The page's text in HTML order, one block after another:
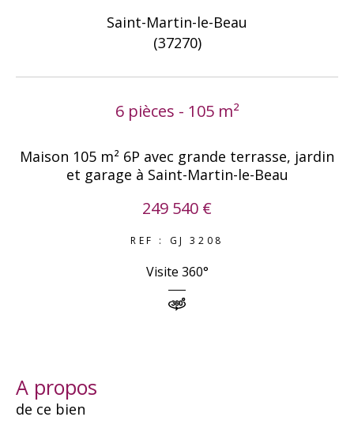
Saint-Martin-le-Beau
(37270)
6 pièces - 105 m²
Maison 105 m² 6P avec grande terrasse, jardin
et garage à Saint-Martin-le-Beau
249 540 €
REF : GJ 3208
Visite 360°
a propos
de ce bien